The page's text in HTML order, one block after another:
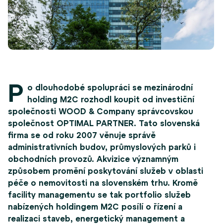
P o dlouhodobé spolupráci se mezinárodní
holding M2C rozhodl koupit od investiční
společnosti WOOD & Company správcovskou
společnost OPTIMAL PARTNER. Tato slovenská
firma se od roku 2007 věnuje správě
administrativních budov, průmyslových parků i
obchodních provozů. Akvizice významným
způsobem promění poskytování služeb v oblasti
péče o nemovitosti na slovenském trhu. Kromě
facility managementu se tak portfolio služeb
nabízených holdingem M2C posílí o řízení a
realizaci staveb, energetický management a